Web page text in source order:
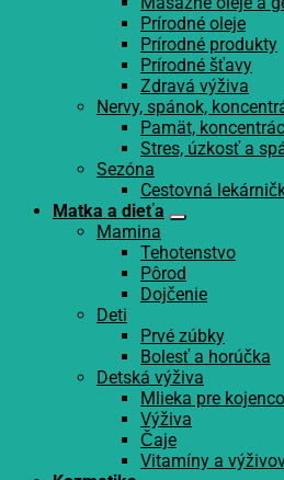
Prírodné oleje
Prírodné produkty
Prírodné šťavy
Zdravá výživa
Nervy, spánok,
Pamät,
Stres, úzkosť a
Sezóna
Cestovná
Matka a dieťa
Mamina
Tehotenstvo
Pôrod
Dojčenie
Deti
Prvé zúbky
Bolesť a horúčka
Detská výživa
Mlieka pre
Výživa
Čaje
Vitamíny a